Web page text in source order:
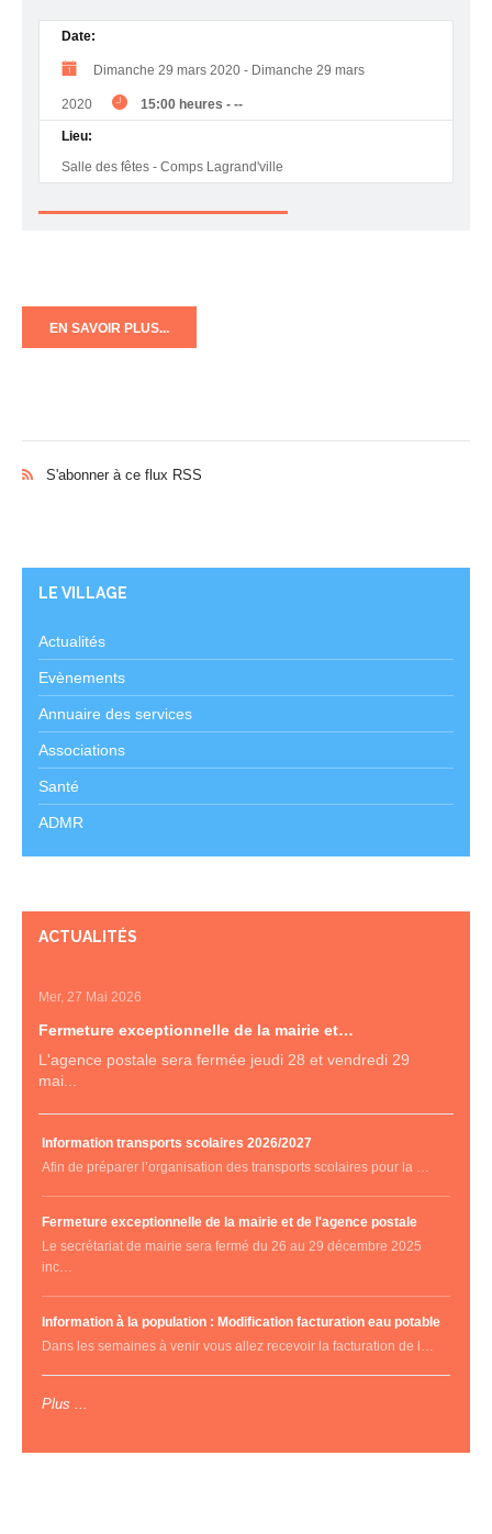
Date:
Dimanche 29 mars 2020 - Dimanche 29 mars
2020 15:00 heures - --
Lieu:
Salle des fêtes - Comps Lagrand'ville
EN SAVOIR PLUS...
S'abonner à ce flux RSS
LE VILLAGE
Actualités
Evènements
Annuaire des services
Associations
Santé
ADMR
ACTUALITÉS
Mer, 27 Mai 2026
Fermeture exceptionnelle de la mairie et…
L'agence postale sera fermée jeudi 28 et vendredi 29
mai...
Information transports scolaires 2026/2027
Afin de préparer l’organisation des transports scolaires pour la …
Fermeture exceptionnelle de la mairie et de l'agence postale
Le secrétariat de mairie sera fermé du 26 au 29 décembre 2025
inc…
Information à la population : Modification facturation eau potable
Dans les semaines à venir vous allez recevoir la facturation de l…
Plus ...